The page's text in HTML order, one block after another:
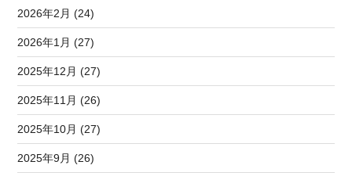
2026年2月 (24)
2026年1月 (27)
2025年12月 (27)
2025年11月 (26)
2025年10月 (27)
2025年9月 (26)